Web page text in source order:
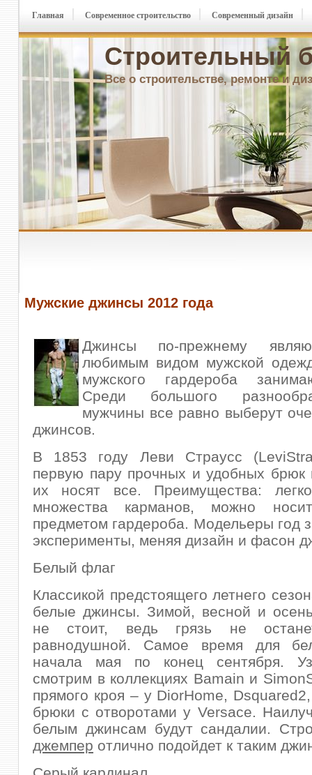
Строительный
Все о строительстве, ремонте и
Главная Современное строительство Современный дизайн
Мужские джинсы 2012 года
Джинсы по-прежнему
любимым видом мужской
мужского гардероба
Среди большого
мужчины все равно выберут
джинсов.
В 1853 году Леви Страусс
первую пару прочных и удобных брюк
их носят все. Преимущества:
множества карманов, можно
предметом гардероба. Модельеры год
эксперименты, меняя дизайн и фасон
Белый флаг
Классикой предстоящего летнего
белые джинсы. Зимой, весной и
не стоит, ведь грязь не
равнодушной. Самое время для
начала мая по конец сентября.
смотрим в коллекциях Bamain и
прямого кроя – у DiorHome,
брюки с отворотами у Versace.
белым джинсам будут сандалии.
джемпер отлично подойдет к таким